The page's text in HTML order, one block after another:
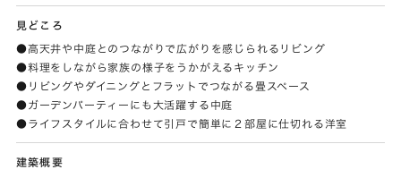
見どころ
●高天井や中庭とのつながりで広がりを感じられるリビング
●料理をしながら家族の様子をうかがえるキッチン
●リビングやダイニングとフラットでつながる畳スペース
●ガーデンパーティーにも大活躍する中庭
●ライフスタイルに合わせて引戸で簡単に２部屋に仕切れる洋室
建築概要